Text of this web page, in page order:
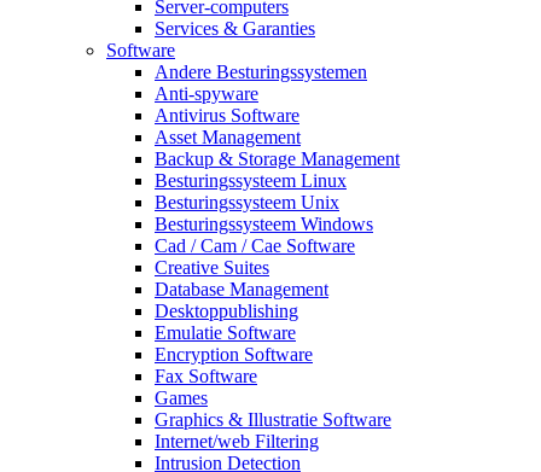
Server-computers
Services & Garanties
Software
Andere Besturingssystemen
Anti-spyware
Antivirus Software
Asset Management
Backup & Storage Management
Besturingssysteem Linux
Besturingssysteem Unix
Besturingssysteem Windows
Cad / Cam / Cae Software
Creative Suites
Database Management
Desktoppublishing
Emulatie Software
Encryption Software
Fax Software
Games
Graphics & Illustratie Software
Internet/web Filtering
Intrusion Detection